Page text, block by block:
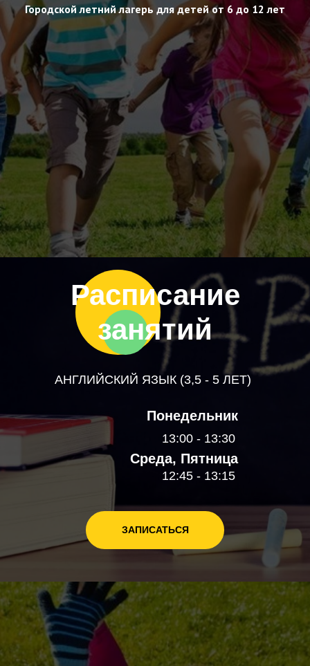
Городской летний лагерь для детей от 6 до 12 лет
Понедельник
Среда, Пятница
13:00 - 13:30
12:45 - 13:15
Расписание
занятий
ЗАПИСАТЬСЯ
АНГЛИЙСКИЙ ЯЗЫК (3,5 - 5 ЛЕТ)